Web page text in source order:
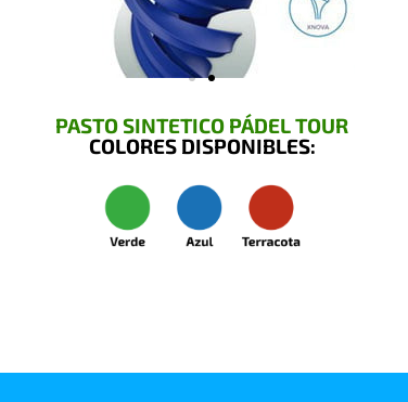
PASTO SINTETICO PÁDEL TOUR
COLORES DISPONIBLES: